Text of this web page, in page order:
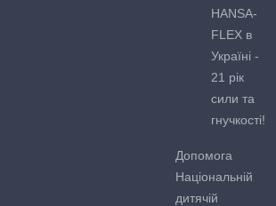
HANSA-
FLEX в
Україні -
21 рік
сили та
гнучкості!
Допомога
Національній
дитячій